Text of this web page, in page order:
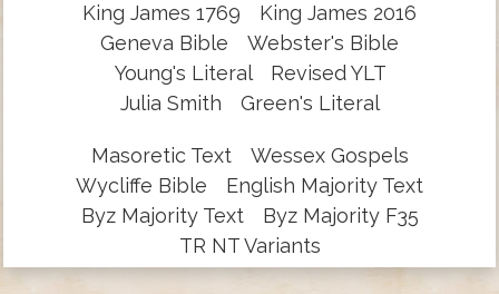
King James 1769
King James 2016
Geneva Bible
Webster's Bible
Young's Literal
Revised YLT
Julia Smith
Green's Literal
Masoretic Text
Wessex Gospels
Wycliffe Bible
English Majority Text
Byz Majority Text
Byz Majority F35
TR NT Variants